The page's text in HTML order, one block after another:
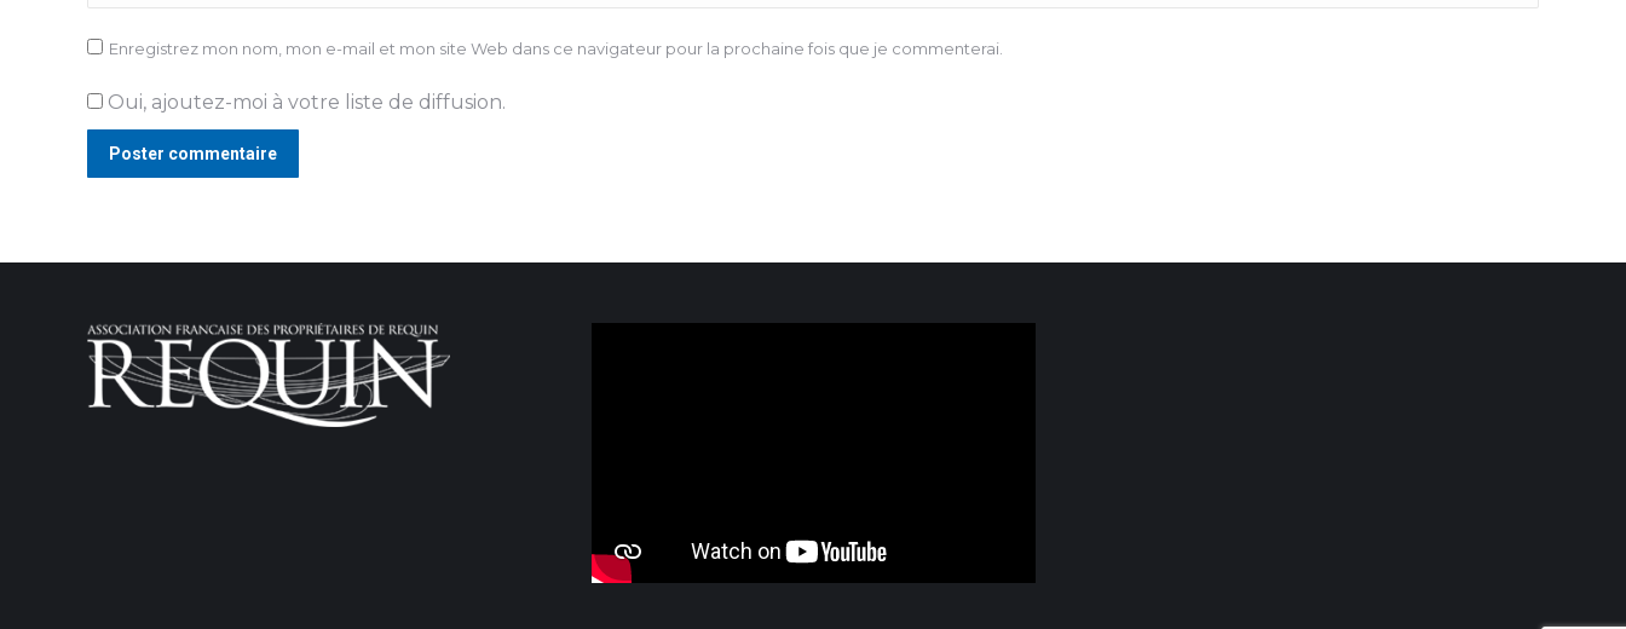
Enregistrez mon nom, mon e-mail et mon site Web dans ce navigateur pour la prochaine fois que je commenterai.
Oui, ajoutez-moi à votre liste de diffusion.
Poster commentaire